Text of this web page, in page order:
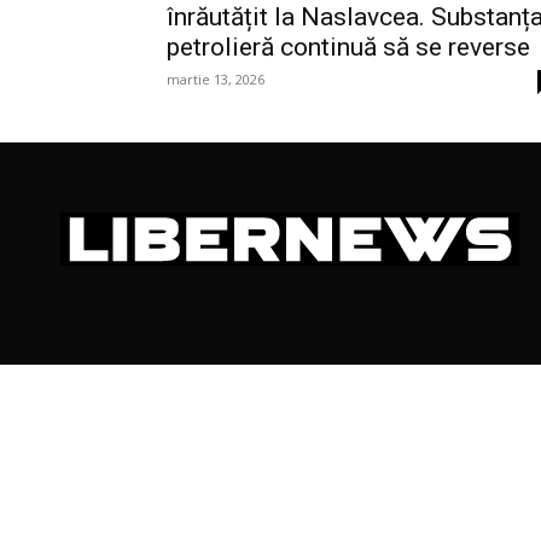
înrăutățit la Naslavcea. Substanța
petrolieră continuă să se reverse
martie 13, 2026